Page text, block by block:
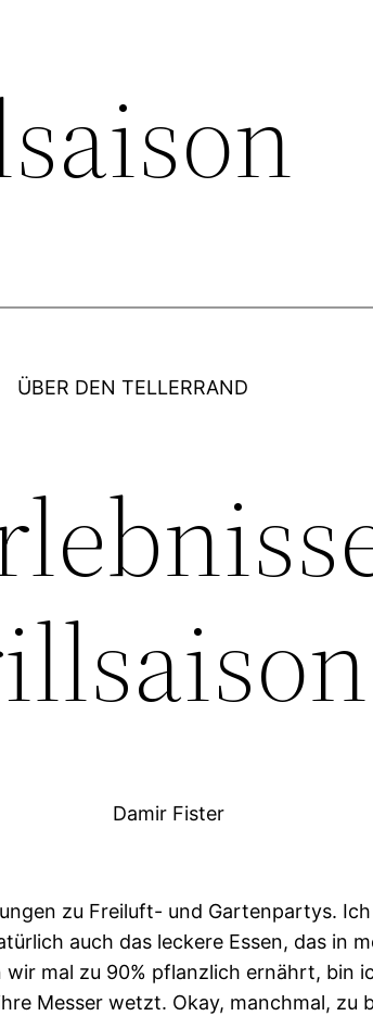
ÜBER DEN TELLERRAND
Damir Fister
zu Freiluft- und Gartenpartys.
auch das leckere Essen, das in
mal zu 90% pflanzlich ernährt, bin
Messer wetzt. Okay, manchmal, zu